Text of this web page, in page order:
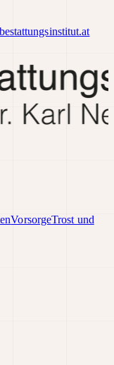
VorsorgeTrost und